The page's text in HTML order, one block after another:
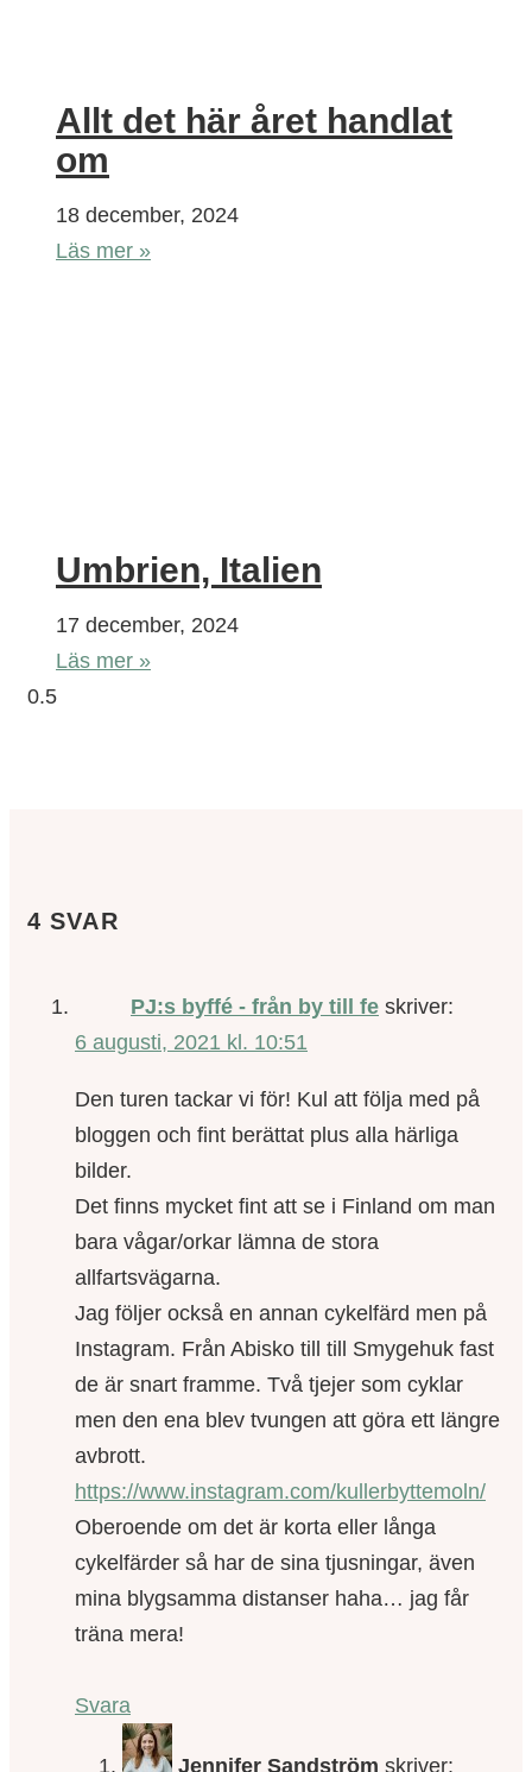
Allt det här året handlat
om
18 december, 2024
Läs mer »
Umbrien, Italien
17 december, 2024
Läs mer »
4 SVAR
PJ:s byffé - från by till fe skriver:
6 augusti, 2021 kl. 10:51
Den turen tackar vi för! Kul att följa med på
bloggen och fint berättat plus alla härliga
bilder.
Det finns mycket fint att se i Finland om man
bara vågar/orkar lämna de stora
allfartsvägarna.
Jag följer också en annan cykelfärd men på
Instagram. Från Abisko till till Smygehuk fast
de är snart framme. Två tjejer som cyklar
men den ena blev tvungen att göra ett längre
avbrott.
https://www.instagram.com/kullerbyttemoln/
Oberoende om det är korta eller långa
cykelfärder så har de sina tjusningar, även
mina blygsamma distanser haha… jag får
träna mera!
Svara
Jennifer Sandström skriver: